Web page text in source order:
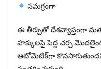
సమగ్రంగా
ఈ తీర్పుతో దేశవ్యాప్తంగా మత
హక్కులపై పెద్ద చర్చ
ఆటోమెటిక్‌గా